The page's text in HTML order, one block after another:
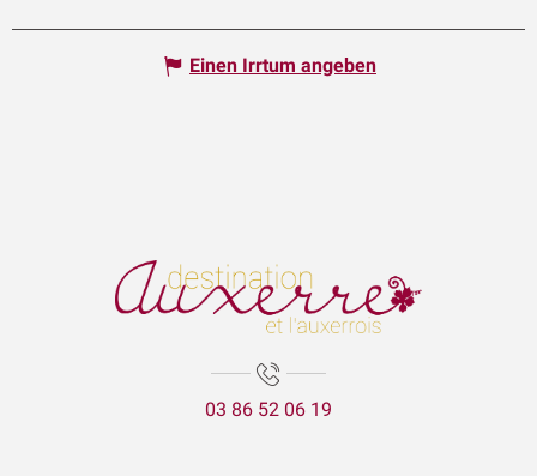
Einen Irrtum angeben
03 86 52 06 19